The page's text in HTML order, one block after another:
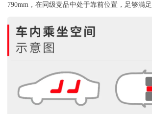
790mm，在同级竞品中处于靠前位置，足够满足